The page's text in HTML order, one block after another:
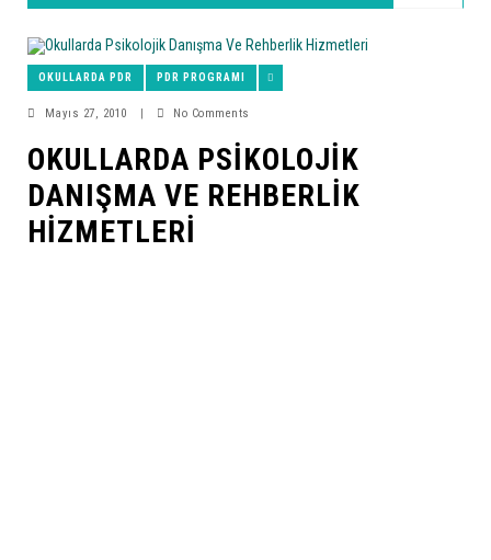
OKULLARDA PDR PDR PROGRAMI
Mayıs 27, 2010 No Comments
OKULLARDA PSIKOLOJIK
DANIŞMA VE REHBERLIK
HIZMETLERI